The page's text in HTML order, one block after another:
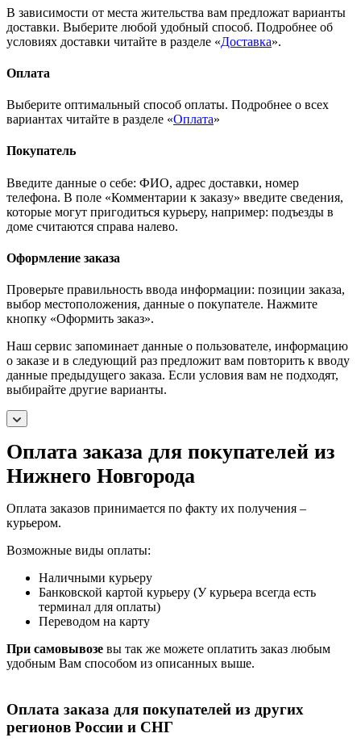
В зависимости от места жительства вам предложат варианты
доставки. Выберите любой удобный способ. Подробнее об
условиях доставки читайте в разделе «Доставка».
Оплата
Выберите оптимальный способ оплаты. Подробнее о всех
вариантах читайте в разделе «Оплата»
Покупатель
Введите данные о себе: ФИО, адрес доставки, номер
телефона. В поле «Комментарии к заказу» введите сведения,
которые могут пригодиться курьеру, например: подъезды в
доме считаются справа налево.
Оформление заказа
Проверьте правильность ввода информации: позиции заказа,
выбор местоположения, данные о покупателе. Нажмите
кнопку «Оформить заказ».
Наш сервис запоминает данные о пользователе, информацию
о заказе и в следующий раз предложит вам повторить к вводу
данные предыдущего заказа. Если условия вам не подходят,
выбирайте другие варианты.
Оплата заказа для покупателей из
Нижнего Новгорода
Оплата заказов принимается по факту их получения –
курьером.
Возможные виды оплаты:
Наличными курьеру
Банковской картой курьеру (У курьера всегда есть
терминал для оплаты)
Переводом на карту
При самовывозе вы так же можете оплатить заказ любым
удобным Вам способом из описанных выше.
Оплата заказа для покупателей из других
регионов России и СНГ